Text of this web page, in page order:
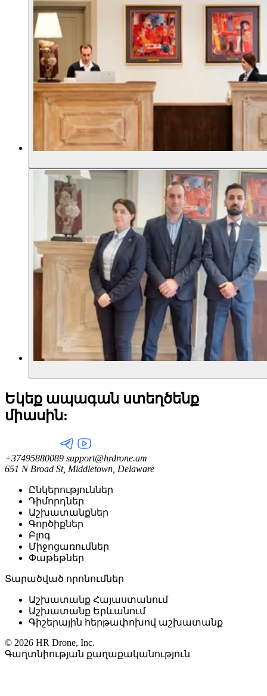
Եկեք ապագան ստեղծենք
միասին:
+37495880089 support@hrdrone.am
651 N Broad St, Middletown, Delaware
Ընկերություններ
Դիմորդներ
Աշխատանքներ
Գործիքներ
Բլոգ
Միջոցառումներ
Փաթեթներ
Տարածված որոնումներ
Աշխատանք Հայաստանում
Աշխատանք Երևանում
Գիշերային հերթափոխով աշխատանք
© 2026 HR Drone, Inc.
Գաղտնիության քաղաքականություն